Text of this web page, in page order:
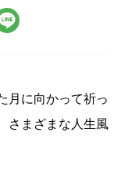
月に向かって祈っ
さまざまな人生風